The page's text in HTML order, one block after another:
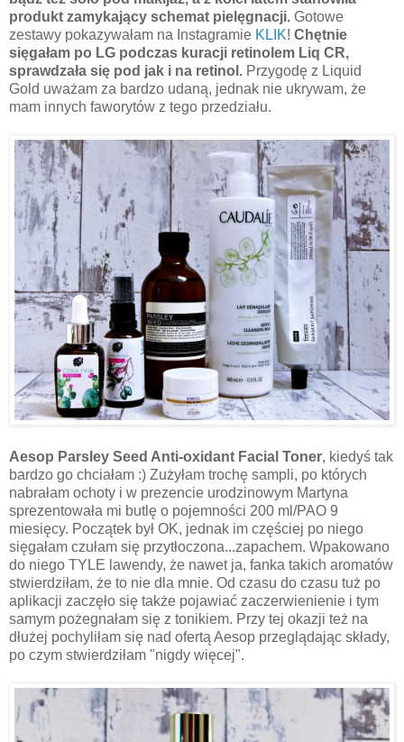
produkt zamykający schemat pielęgnacji. Gotowe
zestawy pokazywałam na Instagramie KLIK! Chętnie
sięgałam po LG podczas kuracji retinolem Liq CR,
sprawdzała się pod jak i na retinol. Przygodę z Liquid
Gold uważam za bardzo udaną, jednak nie ukrywam, że
mam innych faworytów z tego przedziału.
Aesop Parsley Seed Anti-oxidant Facial Toner, kiedyś tak
bardzo go chciałam :) Zużyłam trochę sampli, po których
nabrałam ochoty i w prezencie urodzinowym Martyna
sprezentowała mi butlę o pojemności 200 ml/PAO 9
miesięcy. Początek był OK, jednak im częściej po niego
sięgałam czułam się przytłoczona...zapachem. Wpakowano
do niego TYLE lawendy, że nawet ja, fanka takich aromatów
stwierdziłam, że to nie dla mnie. Od czasu do czasu tuż po
aplikacji zaczęło się także pojawiać zaczerwienienie i tym
samym pożegnałam się z tonikiem. Przy tej okazji też na
dłużej pochyliłam się nad ofertą Aesop przeglądając składy,
po czym stwierdziłam "nigdy więcej".